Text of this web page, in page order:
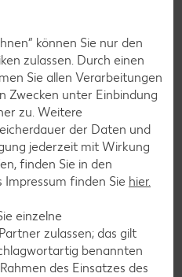
Brotdose
können Sie nur den
zulassen. Durch einen
Sie allen Verarbeitungen
Zwecken unter Einbindung
zu. Weitere
der Daten und
jederzeit mit Wirkung
finden Sie in den
Impressum finden Sie hier.
einzelne
zulassen; das gilt
benannten
des Einsatzes des